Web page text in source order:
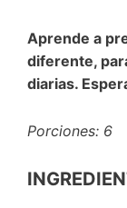
Aprende a
diferente,
diarias.
Porciones: 6